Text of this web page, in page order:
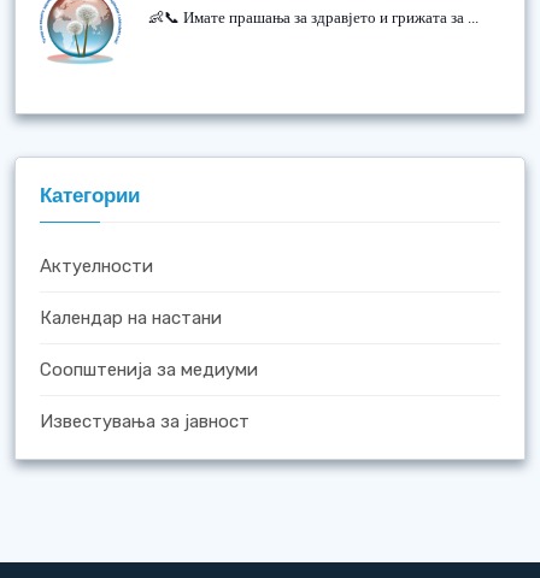
👶📞 Имате прашања за здравјето и грижата за ...
Категории
Актуелности
Календар на настани
Соопштенија за медиуми
Известувања за јавност